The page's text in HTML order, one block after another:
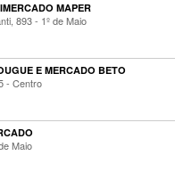
MAPER
893 - 1º de Maio
E MERCADO BETO
- Centro
Maio